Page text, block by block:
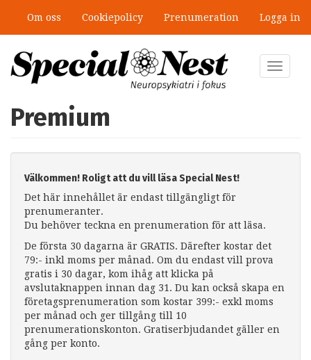
huvudinnehåll
Om oss Cookiepolicy Prenumeration Logga in
Toggle
Premium
Välkommen! Roligt att du vill läsa Special Nest!
Det här innehållet är endast tillgängligt för
prenumeranter.
Du behöver teckna en prenumeration för att läsa.
De första 30 dagarna är GRATIS. Därefter kostar det
79:- inkl moms per månad. Om du endast vill prova
gratis i 30 dagar, kom ihåg att klicka på
avslutaknappen innan dag 31. Du kan också skapa en
företagsprenumeration som kostar 399:- exkl moms
per månad och ger tillgång till 10
prenumerationskonton. Gratiserbjudandet gäller en
gång per konto.